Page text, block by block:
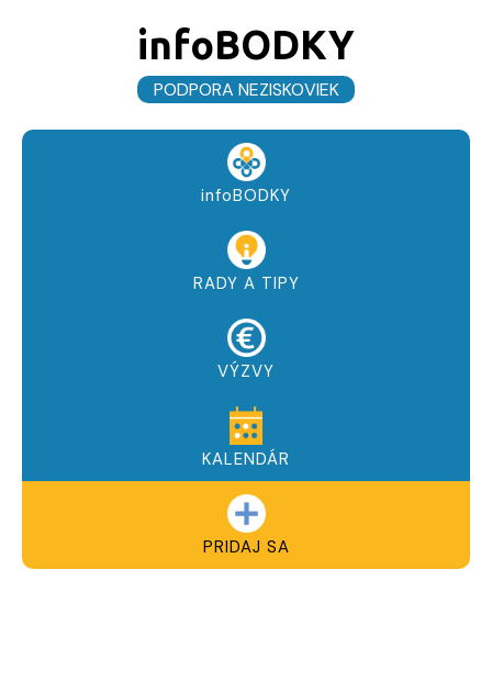
infoBODKY
PODPORA NEZISKOVIEK
infoBODKY
RADY A TIPY
VÝZVY
KALENDÁR
PRIDAJ SA